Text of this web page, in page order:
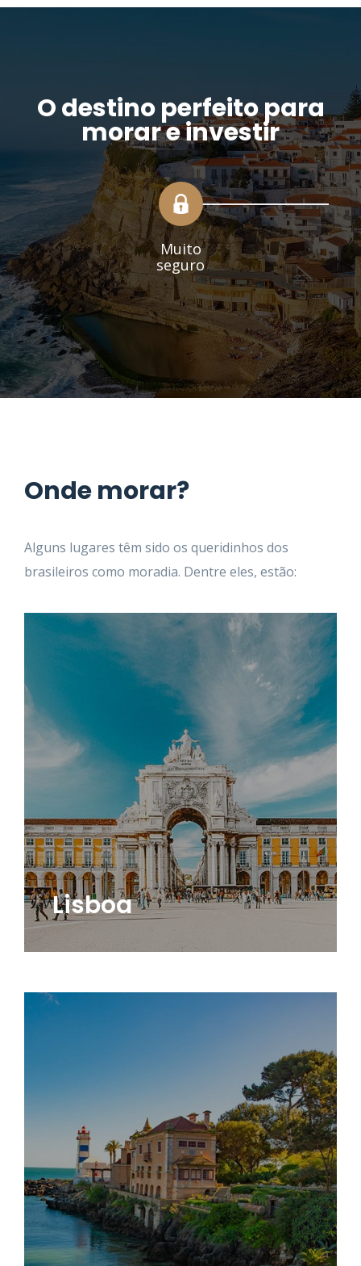
O destino perfeito para
morar e investir
Muito
seguro
Onde morar?
Alguns lugares têm sido os queridinhos dos
brasileiros como moradia. Dentre eles, estão:
Lisboa
É a capital do País, que concentra a maior parte da
população. Ela recebe muitos turistas durante todo o
ano e se destaca pela história, ruas e comércio
sempre movimentados. Conhecida também pelos
restaurantes e padarias com delícias típicas da
terrinha portuguesa.
É uma das mais famosas cidades da região de
Lisboa, próxima da praia e muito tranquila. A cidade é
muito organizada, limpa e tem um clima ameno,
ideal para aproveitar as praias. Além disso, possui
algumas das melhores escolas públicas do país. A
cidade oferece, portanto, excelente qualidade de vida
e é muito visitada também por turistas,
principalmente no verão.